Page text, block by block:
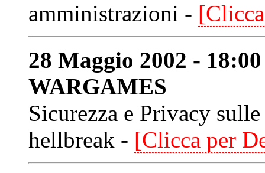
amministrazioni -
28 Maggio 2002 -
WARGAMES
Sicurezza e Privacy
hellbreak - [Clicca per